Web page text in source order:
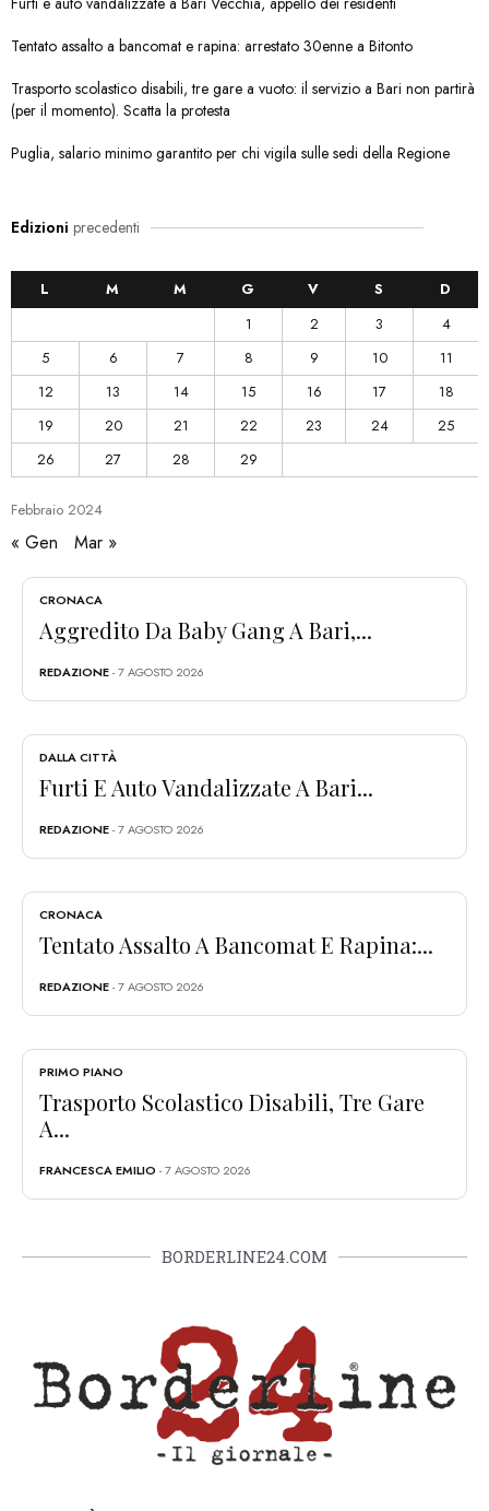
Tentato assalto a bancomat e rapina: arrestato 30enne a Bitonto
Trasporto scolastico disabili, tre gare a vuoto: il servizio a Bari non partirà
(per il momento). Scatta la protesta
Puglia, salario minimo garantito per chi vigila sulle sedi della Regione
Edizioni precedenti
Febbraio 2024
L M M G V S
D
1
2 3
4
5
6 7 8 9 10
11
12
13 14 15 16 17
18
19
20 21 22 23 24
25
26
27 28 29
« Gen Mar »
CRONACA
Aggredito Da Baby Gang A Bari,...
REDAZIONE- 7 AGOSTO 2026
DALLA CITTÀ
Furti E Auto Vandalizzate A Bari...
REDAZIONE- 7 AGOSTO 2026
CRONACA
Tentato Assalto A Bancomat E Rapina:...
REDAZIONE- 7 AGOSTO 2026
PRIMO PIANO
Trasporto Scolastico Disabili, Tre Gare
A...
FRANCESCA EMILIO - 7 AGOSTO 2026
BORDERLINE24.COM